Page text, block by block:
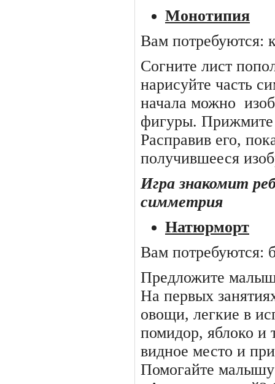
Монотипия
Вам потребуются:
Согните лист
нарисуйте часть
начала можно
фигуры. Прижмите
Расправив его,
получившееся
Игра знакомит
симметрия
Натюрморт
Вам потребуются:
Предложите
На первых
овощи, легкие в
помидор, яблоко и
видное место и
Помогайте малышу